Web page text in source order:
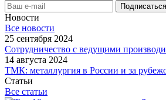
Новости
Все новости
25 сентября 2024
Сотрудничество с ведущими
14 августа 2024
ТМК: металлургия в России и за
Статьи
Все статьи